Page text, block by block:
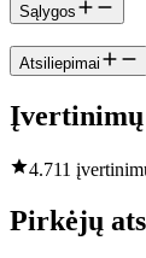
Sąlygos
Atsiliepimai
4.711
Pirkėjų